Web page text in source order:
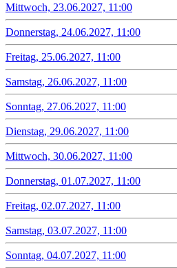
Mittwoch, 23.06.2027, 11:00
Donnerstag, 24.06.2027, 11:00
Freitag, 25.06.2027, 11:00
Samstag, 26.06.2027, 11:00
Sonntag, 27.06.2027, 11:00
Dienstag, 29.06.2027, 11:00
Mittwoch, 30.06.2027, 11:00
Donnerstag, 01.07.2027, 11:00
Freitag, 02.07.2027, 11:00
Samstag, 03.07.2027, 11:00
Sonntag, 04.07.2027, 11:00